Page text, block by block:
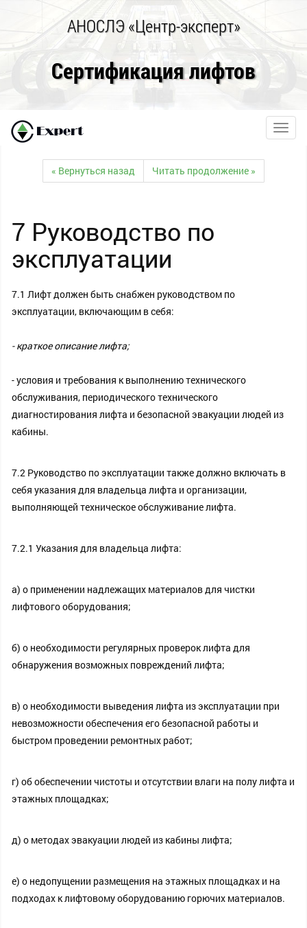
АНОСЛЭ «Центр-эксперт»
Сертификация лифтов
« Вернуться назад
Читать продолжение »
7 Руководство по
эксплуатации
7.1 Лифт должен быть снабжен руководством по
эксплуатации, включающим в себя:
- краткое описание лифта;
- условия и требования к выполнению технического
обслуживания, периодического технического
диагностирования лифта и безопасной эвакуации людей из
кабины.
7.2 Руководство по эксплуатации также должно включать в
себя указания для владельца лифта и организации,
выполняющей техническое обслуживание лифта.
7.2.1 Указания для владельца лифта:
а) о применении надлежащих материалов для чистки
лифтового оборудования;
б) о необходимости регулярных проверок лифта для
обнаружения возможных повреждений лифта;
в) о необходимости выведения лифта из эксплуатации при
невозможности обеспечения его безопасной работы и
быстром проведении ремонтных работ;
г) об обеспечении чистоты и отсутствии влаги на полу лифта и
этажных площадках;
д) о методах эвакуации людей из кабины лифта;
е) о недопущении размещения на этажных площадках и на
подходах к лифтовому оборудованию горючих материалов.